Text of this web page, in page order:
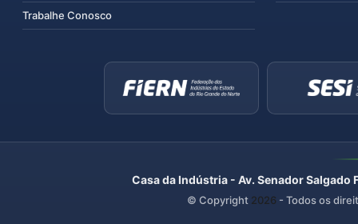
Trabalhe Conosco
Casa da Indústria - Av. Senador
© Copyright 2026 - Todos os